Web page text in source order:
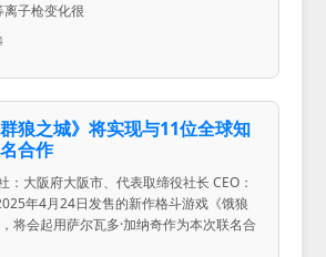
离子枪变化很
群狼之城》将实现与11位全球知
合作
：大阪府大阪市、代表取缔役社长 CEO：
年4月24日发售的新作格斗游戏《饿狼
将会起用萨尔瓦多·加纳奇作为本次联名合